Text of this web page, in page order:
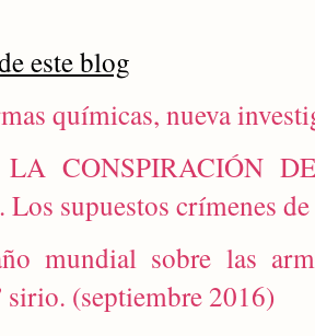
este blog
químicas, nueva
CONSPIRACIÓN
Los supuestos crímenes
mundial sobre las
sirio. (septiembre 2016)